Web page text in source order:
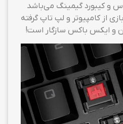
و کیبورد گیمینگ می‌باشد
از کامپیوتر و لپ تاپ گرفته
و ایکس باکس سازگار است!